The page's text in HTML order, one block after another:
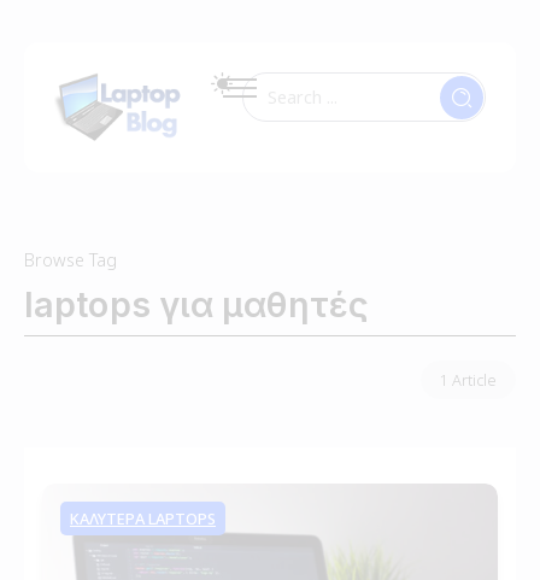
Browse Tag
laptops για μαθητές
1 Article
ΚΑΛΥΤΕΡΑ LAPTOPS